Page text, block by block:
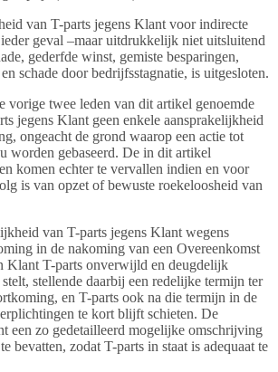
van T-parts jegens Klant voor indirecte
geval –maar uitdrukkelijk niet uitsluitend
gederfde winst, gemiste besparingen,
schade door bedrijfsstagnatie, is uitgesloten.
twee leden van dit artikel genoemde
jegens Klant geen enkele aansprakelijkheid
ongeacht de grond waarop een actie tot
worden gebaseerd. De in dit artikel
komen echter te vervallen indien en voor
is van opzet of bewuste roekeloosheid van
van T-parts jegens Klant wegens
in de nakoming van een Overeenkomst
Klant T-parts onverwijld en deugdelijk
stellende daarbij een redelijke termijn ter
en T-parts ook na die termijn in de
te kort blijft schieten. De
een zo gedetailleerd mogelijke omschrijving
bevatten, zodat T-parts in staat is adequaat te